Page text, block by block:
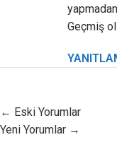
Geçmiş
← Eski Yorumlar
Yeni Yorumlar →